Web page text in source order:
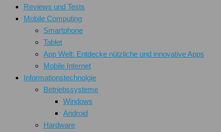
Reviews und Tests
Mobile Computing
Smartphone
Tablet
App Welt: Entdecke nützliche und innovative Apps
Mobile Internet
Informationstechnolgie
Betriebssysteme
Windows
Android
Hardware